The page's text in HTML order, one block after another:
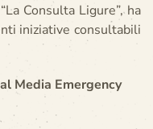
Consulta Ligure”, ha
iniziative consultabili
Media Emergency